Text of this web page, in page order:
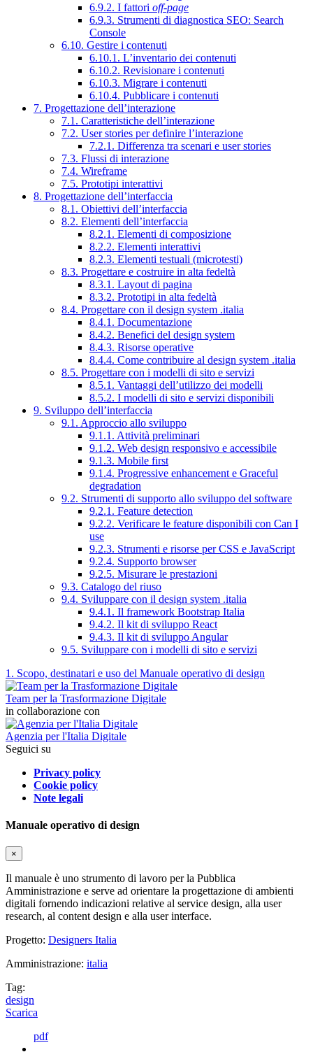
6.9.2. I fattori off-page
6.9.3. Strumenti di diagnostica SEO: Search
Console
6.10. Gestire i contenuti
6.10.1. L’inventario dei contenuti
6.10.2. Revisionare i contenuti
6.10.3. Migrare i contenuti
6.10.4. Pubblicare i contenuti
7. Progettazione dell’interazione
7.1. Caratteristiche dell’interazione
7.2. User stories per definire l’interazione
7.2.1. Differenza tra scenari e user stories
7.3. Flussi di interazione
7.4. Wireframe
7.5. Prototipi interattivi
8. Progettazione dell’interfaccia
8.1. Obiettivi dell’interfaccia
8.2. Elementi dell’interfaccia
8.2.1. Elementi di composizione
8.2.2. Elementi interattivi
8.2.3. Elementi testuali (microtesti)
8.3. Progettare e costruire in alta fedeltà
8.3.1. Layout di pagina
8.3.2. Prototipi in alta fedeltà
8.4. Progettare con il design system .italia
8.4.1. Documentazione
8.4.2. Benefici del design system
8.4.3. Risorse operative
8.4.4. Come contribuire al design system .italia
8.5. Progettare con i modelli di sito e servizi
8.5.1. Vantaggi dell’utilizzo dei modelli
8.5.2. I modelli di sito e servizi disponibili
9. Sviluppo dell’interfaccia
9.1. Approccio allo sviluppo
9.1.1. Attività preliminari
9.1.2. Web design responsivo e accessibile
9.1.3. Mobile first
9.1.4. Progressive enhancement e Graceful
degradation
9.2. Strumenti di supporto allo sviluppo del software
9.2.1. Feature detection
9.2.2. Verificare le feature disponibili con Can I
use
9.2.3. Strumenti e risorse per CSS e JavaScript
9.2.4. Supporto browser
9.2.5. Misurare le prestazioni
9.3. Catalogo del riuso
9.4. Sviluppare con il design system .italia
9.4.1. Il framework Bootstrap Italia
9.4.2. Il kit di sviluppo React
9.4.3. Il kit di sviluppo Angular
9.5. Sviluppare con i modelli di sito e servizi
1. Scopo, destinatari e uso del Manuale operativo di design
Team per la Trasformazione Digitale
in collaborazione con
Agenzia per l'Italia Digitale
Seguici su
Privacy policy
Cookie policy
Note legali
Manuale operativo di design
×
Il manuale è uno strumento di lavoro per la Pubblica
Amministrazione e serve ad orientare la progettazione di ambienti
digitali fornendo indicazioni relative al service design, alla user
research, al content design e alla user interface.
Progetto: Designers Italia
Amministrazione: italia
Tag:
design
Scarica
pdf